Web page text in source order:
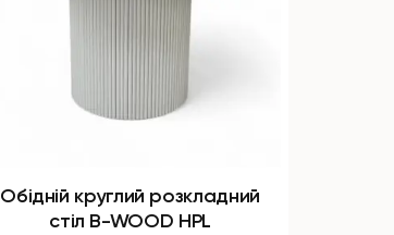
Обідній круглий розкладний
стіл B-WOOD HPL